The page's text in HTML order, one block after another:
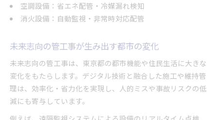
空調設備：省エネ配管・冷媒漏れ検知
消火設備：自動監視・非常時対応配管
未来志向の管工事が生み出す都市の変化
未来志向の管工事は、東京都の都市機能や住民生活に大きな
変化をもたらします。デジタル技術と融合した施工や維持管
理は、効率化・省力化を実現し、人的ミスや事故リスクの低
減にも寄与しています。